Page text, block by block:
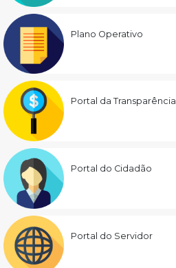
Plano Operativo
Portal da Transparência
Portal do Cidadão
Portal do Servidor